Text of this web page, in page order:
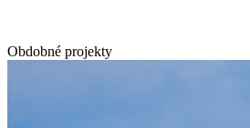
Obdobné projekty